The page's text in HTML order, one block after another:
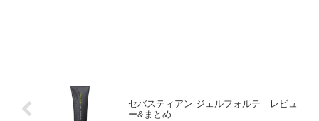
セバスティアン ジェルフォルテ レビュ
ー&まとめ